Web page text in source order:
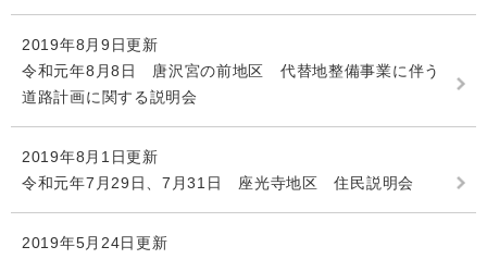
2019年8月9日更新
令和元年8月8日 唐沢宮の前地区 代替地整備事業に伴う
道路計画に関する説明会
2019年8月1日更新
令和元年7月29日、7月31日 座光寺地区 住民説明会
2019年5月24日更新